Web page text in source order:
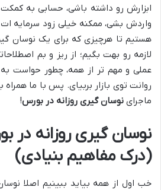
ابزارش رو داشته باشی، حسابی به
واردش بشی، ممکنه خیلی زود سرمایه
هستیم تا هرچیزی که برای یک نوسان
لازمه رو بهت بگیم؛ از ریز و بم
عملی و مهم تر از همه، چطور حواست
روانت توی بازار بربیای. پس با ما
ماجرای نوسان گیری روزانه در بورس!
نوسان گیری روزانه
(درک مفاهیم بنیادی)
خب اول از همه بیاید ببینیم اصلا